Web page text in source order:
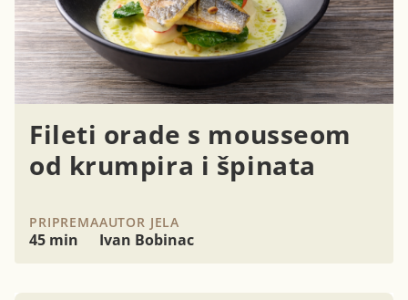
Fileti orade s mousseom
od krumpira i špinata
PRIPREMA
45 min
AUTOR JELA
Ivan Bobinac